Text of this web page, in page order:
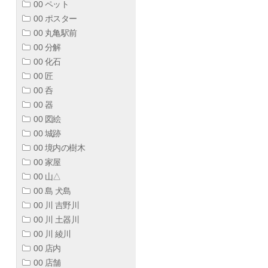
00 ペット
00 ポスター
00 丸亀駅前
00 分解
00 化石
00 匠
00 呑
00 器
00 図絵
00 城跡
00 境内の樹木
00 家屋
00 山△
00 島 犬島
00 川 吉野川
00 川 土器川
00 川 綾川
00 店内
00 店舗